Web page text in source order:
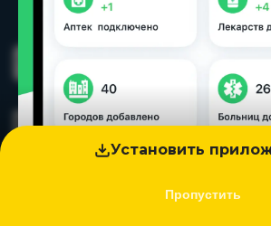
Установить
Пропустить